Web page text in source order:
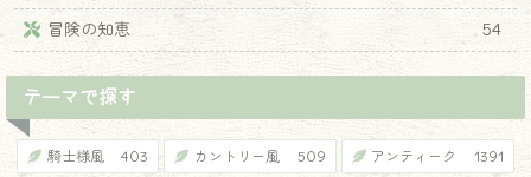
冒険の知恵
54
テーマで探す
騎士様風 403 カントリー風 509 アンティーク 1391